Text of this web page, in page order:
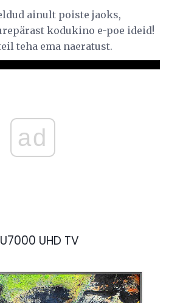
ainult poiste jaoks,
kodukino e-poe ideid!
teha ema naeratust.
ad
UHD TV